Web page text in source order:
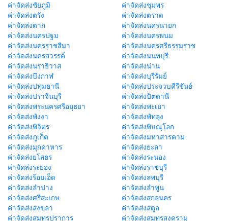
ค่าจัดส่งชัยภูมิ
ค่าจัดส่งชุมพร
ค่าจัดส่งตรัง
ค่าจัดส่งตราด
ค่าจัดส่งตาก
ค่าจัดส่งนครนายก
ค่าจัดส่งนครปฐม
ค่าจัดส่งนครพนม
ค่าจัดส่งนครราชสีมา
ค่าจัดส่งนครศรีธรรมราช
ค่าจัดส่งนครสวรรค์
ค่าจัดส่งนนทบุรี
ค่าจัดส่งนราธิวาส
ค่าจัดส่งน่าน
ค่าจัดส่งบึงกาฬ
ค่าจัดส่งบุรีรัมย์
ค่าจัดส่งปทุมธานี
ค่าจัดส่งประจวบคีรีขันธ์
ค่าจัดส่งปราจีนบุรี
ค่าจัดส่งปัตตานี
ค่าจัดส่งพระนครศรีอยุธยา
ค่าจัดส่งพะเยา
ค่าจัดส่งพังงา
ค่าจัดส่งพัทลุง
ค่าจัดส่งพิจิตร
ค่าจัดส่งพิษณุโลก
ค่าจัดส่งภูเก็ต
ค่าจัดส่งมหาสารคาม
ค่าจัดส่งมุกดาหาร
ค่าจัดส่งยะลา
ค่าจัดส่งยโสธร
ค่าจัดส่งระนอง
ค่าจัดส่งระยอง
ค่าจัดส่งราชบุรี
ค่าจัดส่งร้อยเอ็ด
ค่าจัดส่งลพบุรี
ค่าจัดส่งลำปาง
ค่าจัดส่งลำพูน
ค่าจัดส่งศรีสะเกษ
ค่าจัดส่งสกลนคร
ค่าจัดส่งสงขลา
ค่าจัดส่งสตูล
ค่าจัดส่งสมุทรปราการ
ค่าจัดส่งสมุทรสงคราม